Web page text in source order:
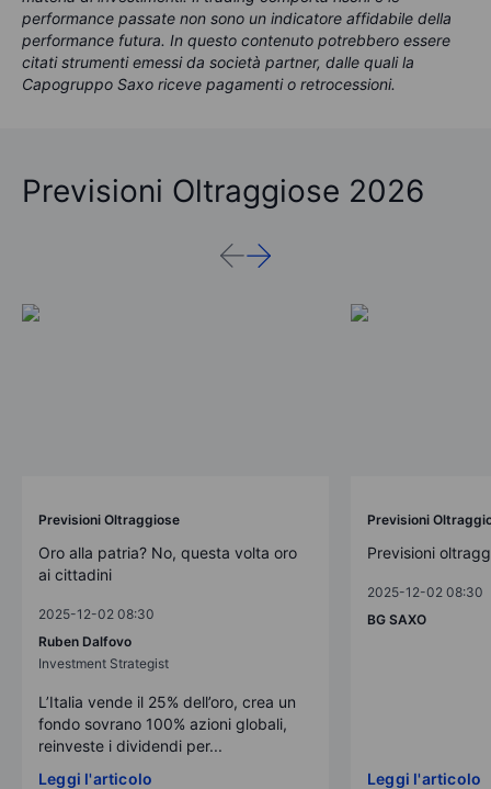
performance passate non sono un indicatore affidabile della
performance futura. In questo contenuto potrebbero essere
citati strumenti emessi da società partner, dalle quali la
Capogruppo Saxo riceve pagamenti o retrocessioni.
Previsioni Oltraggiose 2026
Previsioni Oltraggiose
Oro alla patria? No, questa volta oro
ai cittadini
2025-12-02 08:30
Ruben Dalfovo
Investment Strategist
L’Italia vende il 25% dell’oro, crea un
fondo sovrano 100% azioni globali,
reinveste i dividendi per...
Leggi l'articolo
Previsioni
Previsioni
2025-12-02 08:30
BG SAXO
Leggi l'articolo